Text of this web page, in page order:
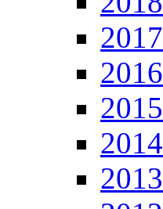
2017
2016
2015
2014
2013